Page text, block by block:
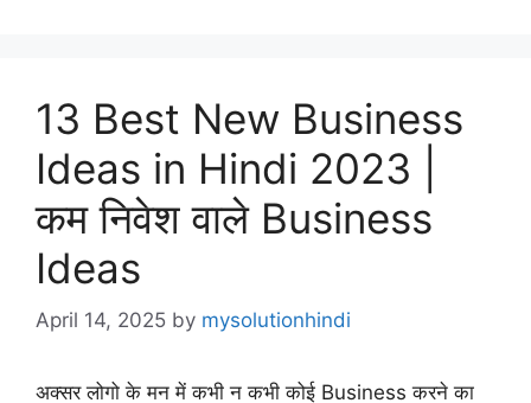
13 Best New Business
Ideas in Hindi 2023 |
कम निवेश वाले Business
Ideas
April 14, 2025 by mysolutionhindi
अक्सर लोगो के मन में कभी न कभी कोई Business करने का